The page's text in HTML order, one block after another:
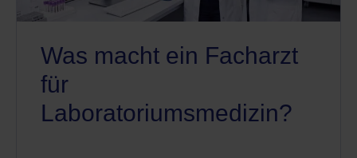
Was macht ein Facharzt
für
Laboratoriumsmedizin?